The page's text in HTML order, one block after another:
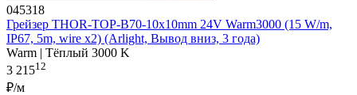
045318
Грейзер THOR-TOP-B70-10x10mm 24V Warm3000 (15 W/m,
IP67, 5m, wire x2) (Arlight, Вывод вниз, 3 года)
Warm | Тёплый 3000 K
3 21512
₽/м